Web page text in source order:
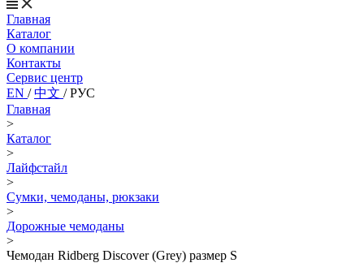
Главная
Каталог
О компании
Контакты
Сервис центр
EN /中文 /РУС
Главная
>
Каталог
>
Лайфстайл
>
Сумки, чемоданы, рюкзаки
>
Дорожные чемоданы
>
Чемодан Ridberg Discover (Grey) размер S